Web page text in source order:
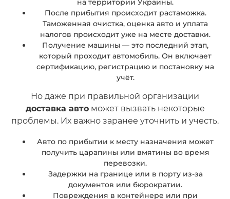
на территории Украины.
После прибытия происходит растаможка.
Таможенная очистка, оценка авто и уплата
налогов происходит уже на месте доставки.
Получение машины — это последний этап,
который проходит автомобиль. Он включает
сертификацию, регистрацию и постановку на
учёт.
Но даже при правильной организации
доставка автоможет вызвать некоторые
проблемы. Их важно заранее уточнить и учесть.
Авто по прибытии к месту назначения может
получить царапины или вмятины во время
перевозки.
Задержки на границе или в порту из-за
документов или бюрократии.
Повреждения в контейнере или при